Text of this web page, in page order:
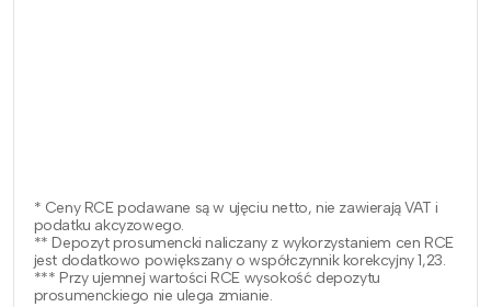
* Ceny RCE podawane są w ujęciu netto, nie zawierają VAT i
podatku akcyzowego.
** Depozyt prosumencki naliczany z wykorzystaniem cen RCE
jest dodatkowo powiększany o współczynnik korekcyjny 1,23.
*** Przy ujemnej wartości RCE wysokość depozytu
prosumenckiego nie ulega zmianie.